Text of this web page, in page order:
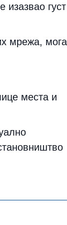
изазвао густ
мрежа,
места и